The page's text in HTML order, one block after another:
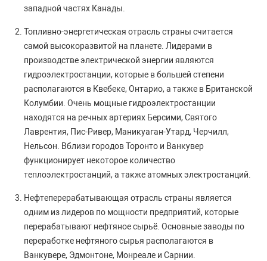
западной частях Канады.
Топливно-энергетическая отрасль страны считается
самой высокоразвитой на планете. Лидерами в
производстве электрической энергии являются
гидроэлектростанции, которые в большей степени
располагаются в Квебеке, Онтарио, а также в Британской
Колумбии. Очень мощные гидроэлектростанции
находятся на речных артериях Берсими, Святого
Лаврентия, Пис-Ривер, Маникуаган-Утард, Черчилл,
Нельсон. Вблизи городов Торонто и Ванкувер
функционирует некоторое количество
теплоэлектростанций, а также атомных электростанций.
Нефтеперерабатывающая отрасль страны является
одним из лидеров по мощности предприятий, которые
перерабатывают нефтяное сырьё. Основные заводы по
переработке нефтяного сырья располагаются в
Ванкувере, Эдмонтоне, Монреале и Сарнии.